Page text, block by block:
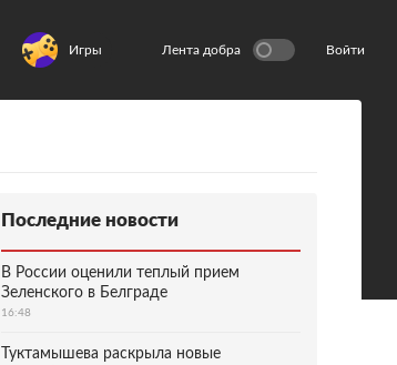
Игры Лента добра Войти
Последние новости
В России оценили теплый прием
Зеленского в Белграде
16:48
Туктамышева раскрыла новые